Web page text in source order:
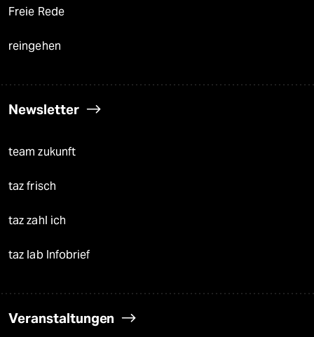
Freie Rede
reingehen
Newsletter
team zukunft
taz frisch
taz zahl ich
taz lab Infobrief
Veranstaltungen